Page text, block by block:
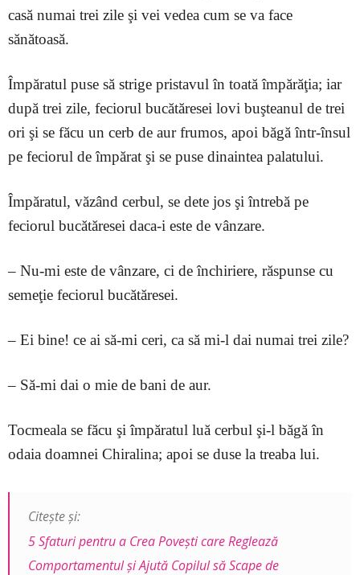
casă numai trei zile şi vei vedea cum se va face
sănătoasă.
Împăratul puse să strige pristavul în toată împărăţia; iar
după trei zile, feciorul bucătăresei lovi buşteanul de trei
ori şi se făcu un cerb de aur frumos, apoi băgă într-însul
pe feciorul de împărat şi se puse dinaintea palatului.
Împăratul, văzând cerbul, se dete jos şi întrebă pe
feciorul bucătăresei daca-i este de vânzare.
– Nu-mi este de vânzare, ci de închiriere, răspunse cu
semeţie feciorul bucătăresei.
– Ei bine! ce ai să-mi ceri, ca să mi-l dai numai trei zile?
– Să-mi dai o mie de bani de aur.
Tocmeala se făcu şi împăratul luă cerbul şi-l băgă în
odaia doamnei Chiralina; apoi se duse la treaba lui.
Citește și:
5 Sfaturi pentru a Crea Povești care Reglează
Comportamentul și Ajută Copilul să Scape de